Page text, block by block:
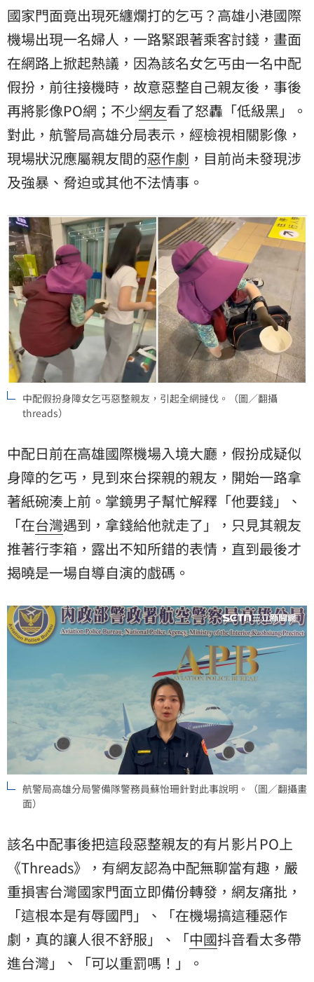
國家門面竟出現死纏爛打的乞丐？高雄小港國際
機場出現一名婦人，一路緊跟著乘客討錢，畫面
在網路上掀起熱議，因為該名女乞丐由一名中配
假扮，前往接機時，故意惡整自己親友後，事後
再將影像PO網；不少網友看了怒轟「低級黑」。
對此，航警局高雄分局表示，經檢視相關影像，
現場狀況應屬親友間的惡作劇 ，目前尚未發現涉
及強暴、脅迫或其他不法情事。
中配假扮身障女乞丐惡整親友，引起全網撻伐。（圖／翻攝
threads）
中配日前在高雄國際機場入境大廳，假扮成疑似
身障的乞丐，見到來台探親的親友，開始一路拿
著紙碗湊上前。掌鏡男子幫忙解釋「他要錢」、
「在台灣遇到，拿錢給他就走了」，只見其親友
推著行李箱，露出不知所錯的表情，直到最後才
揭曉是一場自導自演的戲碼。
航警局高雄分局警備隊警務員蘇怡珊針對此事說明。（圖／翻攝畫
面）
該名中配事後把這段惡整親友的有片影片PO上
《Threads》，有網友認為中配無聊當有趣，嚴
重損害台灣國家門面立即備份轉發，網友痛批，
「這根本是有辱國門」、「在機場搞這種惡作
劇，真的讓人很不舒服」、「中國抖音看太多帶
進台灣」、「可以重罰嗎！」。